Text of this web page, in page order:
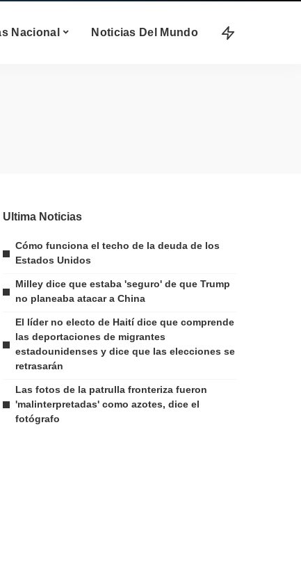
Nacional Noticias Del Mundo
Ultima Noticias
Cómo funciona el techo de la deuda de los
Estados Unidos
Milley dice que estaba 'seguro' de que Trump
no planeaba atacar a China
El líder no electo de Haití dice que comprende
las deportaciones de migrantes
estadounidenses y dice que las elecciones se
retrasarán
Las fotos de la patrulla fronteriza fueron
'malinterpretadas' como azotes, dice el
fotógrafo